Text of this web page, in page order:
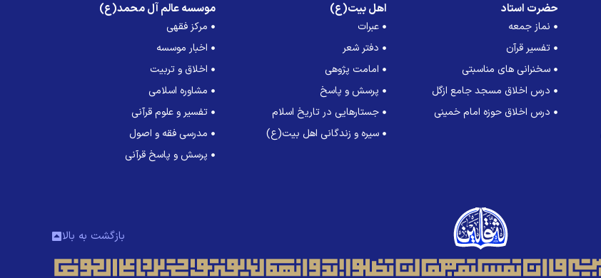
حضرت استاد
نماز جمعه
تفسیر قرآن
سخنرانی های مناسبتی
درس اخلاق مسجد جامع ازگل
درس اخلاق حوزه امام خمینی
اهل بیت(ع)
عبرات
دفتر شعر
امامت پژوهی
پرسش و پاسخ
جستارهایی در تاریخ اسلام
سیره و زندگانی اهل بیت(ع)
موسسه عالم آل محمد(ع)
مرکز فقهی
اخبار موسسه
اخلاق و تربیت
مشاوره اسلامی
تفسیر و علوم قرآنی
مدرسی فقه و اصول
پرسش و پاسخ قرآنی
بازگشت به بالا